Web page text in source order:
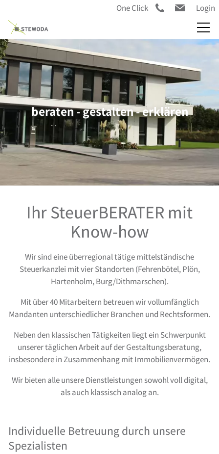
Login
One Click
beraten - gestalten - erklären
Ihr SteuerBERATER mit
Know-how
Wir sind eine überregional tätige mittelständische
Steuerkanzlei mit vier Standorten (Fehrenbötel, Plön,
Hartenholm, Burg/Dithmarschen).
Mit über 40 Mitarbeitern betreuen wir vollumfänglich
Mandanten unterschiedlicher Branchen und Rechtsformen.
Neben den klassischen Tätigkeiten liegt ein Schwerpunkt
unserer täglichen Arbeit auf der Gestaltungsberatung,
insbesondere in Zusammenhang mit Immobilienvermögen.
Wir bieten alle unsere Dienstleistungen sowohl voll digital,
als auch klassisch analog an.
Individuelle Betreuung durch unsere
Spezialisten